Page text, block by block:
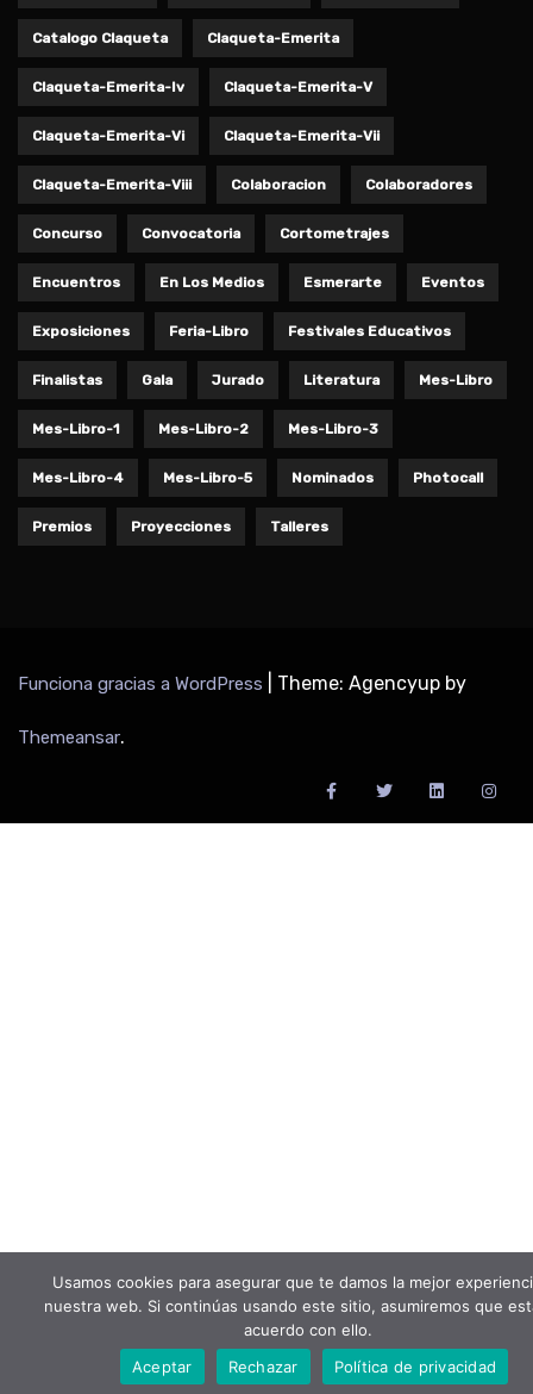
Catalogo Claqueta Claqueta-Emerita
Claqueta-Emerita-Iv Claqueta-Emerita-V
Claqueta-Emerita-Vi Claqueta-Emerita-Vii
Claqueta-Emerita-Viii Colaboracion Colaboradores
Concurso Convocatoria Cortometrajes
Encuentros En Los Medios Esmerarte Eventos
Exposiciones Feria-Libro Festivales Educativos
Finalistas Gala Jurado Literatura Mes-Libro
Mes-Libro-1 Mes-Libro-2 Mes-Libro-3
Mes-Libro-4 Mes-Libro-5 Nominados Photocall
Premios Proyecciones Talleres
Funciona gracias a WordPress Theme: Agencyup by
Themeansar.
Usamos cookies para asegurar que te damos la mejor
nuestra web. Si continúas usando este sitio, asumiremos que
acuerdo con ello.
Aceptar
Rechazar Política de privacidad